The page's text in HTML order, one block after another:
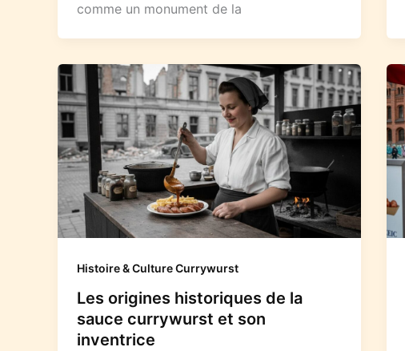
comme un monument de la
Histoire & Culture Currywurst
Les origines historiques de la
sauce currywurst et son
inventrice